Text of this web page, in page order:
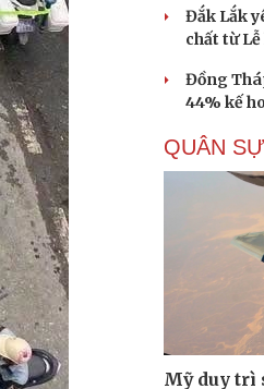
Đắk Lắk
chất từ
Đồng
44% kế
QUÂN
Mỹ duy trì